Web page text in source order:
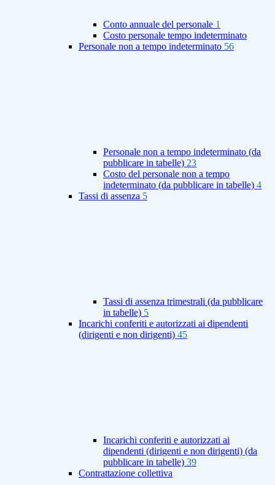
Conto annuale del personale 1
Costo personale tempo indeterminato
Personale non a tempo indeterminato 56
Personale non a tempo indeterminato (da
pubblicare in tabelle) 23
Costo del personale non a tempo
indeterminato (da pubblicare in tabelle) 4
Tassi di assenza 5
Tassi di assenza trimestrali (da pubblicare
in tabelle) 5
Incarichi conferiti e autorizzati ai dipendenti
(dirigenti e non dirigenti) 45
Incarichi conferiti e autorizzati ai
dipendenti (dirigenti e non dirigenti) (da
pubblicare in tabelle) 39
Contrattazione collettiva